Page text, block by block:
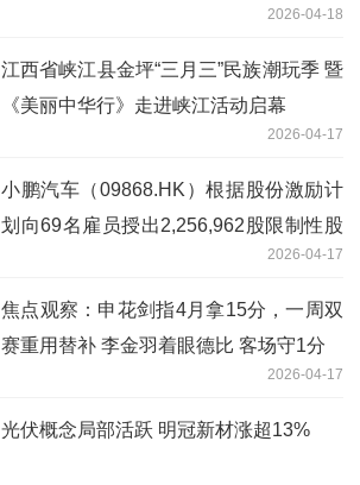
2026-04-18
江西省峡江县金坪“三月三”民族潮玩季 暨
《美丽中华行》走进峡江活动启幕
2026-04-17
小鹏汽车（09868.HK）根据股份激励计
划向69名雇员授出2,256,962股限制性股
2026-04-17
焦点观察：申花剑指4月拿15分，一周双
赛重用替补 李金羽着眼德比 客场守1分
2026-04-17
光伏概念局部活跃 明冠新材涨超13%